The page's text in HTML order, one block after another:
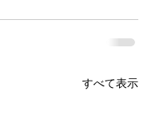
すべて表示